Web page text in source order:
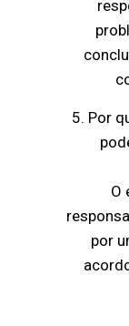
5. Por
O
por